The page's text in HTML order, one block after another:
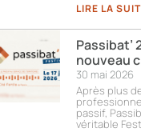
LIRE LA
Passibat’
nouveau
30 mai 2026
Après plus
passif,
véritable